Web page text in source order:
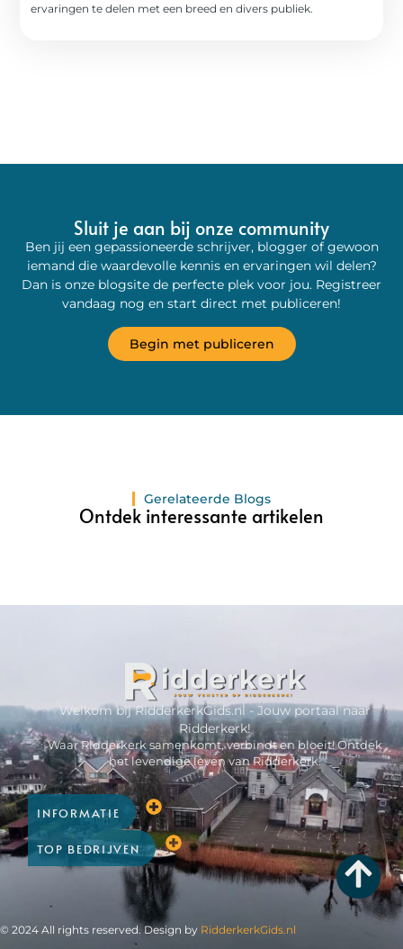
ervaringen te delen met een breed en divers publiek.
Sluit je aan bij onze community
Ben jij een gepassioneerde schrijver, blogger of gewoon
iemand die waardevolle kennis en ervaringen wil delen?
Dan is onze blogsite de perfecte plek voor jou. Registreer
vandaag nog en start direct met publiceren!
Begin met publiceren
Gerelateerde Blogs
Ontdek interessante artikelen
Welkom bij RidderkerkGids.nl - Jouw portaal naar
Ridderkerk!
Waar Ridderkerk samenkomt, verbindt en bloeit! Ontdek
het levendige leven van Ridderkerk.
INFORMATIE
TOP BEDRIJVEN
© 2024 All rights reserved. Design by RidderkerkGids.nl